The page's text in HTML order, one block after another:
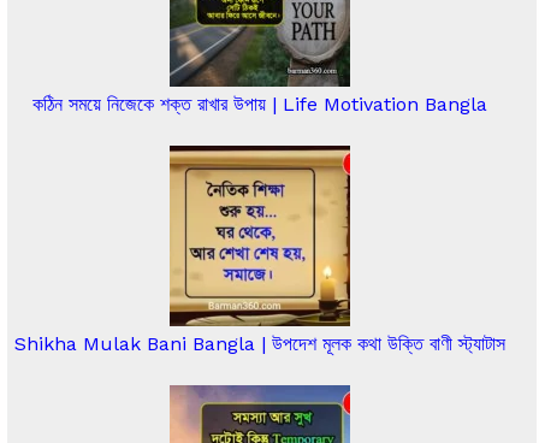
কঠিন সময়ে নিজেকে শক্ত রাখার উপায় | Life Motivation Bangla
Shikha Mulak Bani Bangla | উপদেশ মূলক কথা উক্তি বাণী স্ট্যাটাস